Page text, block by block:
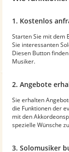
1. Kostenlos
Starten Sie mit dem
Sie interessanten
Diesen Button
Musiker.
2. Angebote
Sie erhalten
die Funktionen der
mit den
spezielle Wünsche
3. Solomusiker